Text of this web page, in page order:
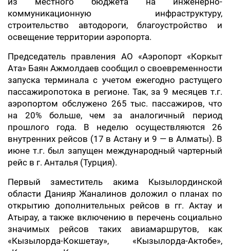
коммуникационную инфраструктуру,
строительство автодороги, благоустройство и
освещение территории аэропорта.
Председатель правления АО «Аэропорт «Коркыт
Ата» Баян Ажмолдаев сообщил о своевременности
запуска терминала с учетом ежегодно растущего
пассажиропотока в регионе. Так, за 9 месяцев т.г.
аэропортом обслужено 265 тыс. пассажиров, что
на 20% больше, чем за аналогичный период
прошлого года. В неделю осуществляются 26
внутренних рейсов (17 в Астану и 9 — в Алматы). В
июне т.г. был запущен международный чартерный
рейс в г. Анталья (Турция).
Первый заместитель акима Кызылординской
области Данияр Жаналинов доложил о планах по
открытию дополнительных рейсов в гг. Актау и
Атырау, а также включению в перечень социально
значимых рейсов таких авиамаршрутов, как
«Кызылорда-Кокшетау», «Кызылорда-Актобе»,